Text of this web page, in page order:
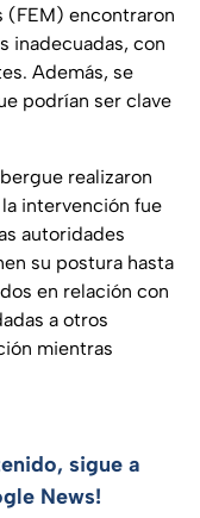
(FEM) encontraron
inadecuadas, con
Además, se
podrían ser clave
realizaron
intervención fue
autoridades
su postura hasta
en relación con
a otros
mientras
sigue a
News!